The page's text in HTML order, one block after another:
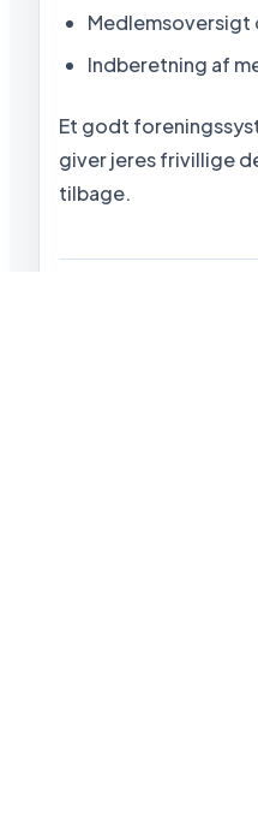
Indberetning af
Et godt
giver jeres frivillige
tilbage.